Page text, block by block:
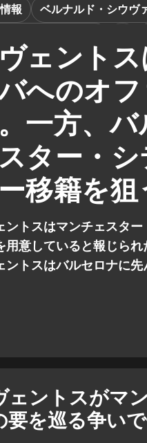
ェント
へのオ
一方、
ター・
移籍を狙
報 ベルナルド・シウヴ
A
ラ・リーガ
ントスはマンチェスタ
用意していると報じら
ントスはバルセロナに先
ェントスがマ
要を巡る争い